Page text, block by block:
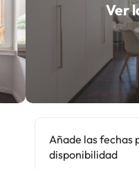
Ver
Añade las fechas
disponibilidad